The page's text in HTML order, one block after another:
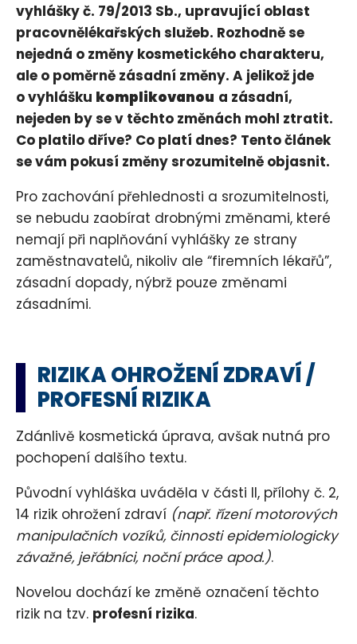
vyhlášky č. 79/2013 Sb., upravující oblast
pracovnělékařských služeb. Rozhodně se
nejedná o změny kosmetického charakteru,
ale o poměrně zásadní změny. A jelikož jde
o vyhlášku komplikovanou a zásadní,
nejeden by se v těchto změnách mohl ztratit.
Co platilo dříve? Co platí dnes? Tento článek
se vám pokusí změny srozumitelně objasnit.
Pro zachování přehlednosti a srozumitelnosti,
se nebudu zaobírat drobnými změnami, které
nemají při naplňování vyhlášky ze strany
zaměstnavatelů, nikoliv ale “firemních lékařů”,
zásadní dopady, nýbrž pouze změnami
zásadními.
RIZIKA OHROŽENÍ ZDRAVÍ /
PROFESNÍ RIZIKA
Zdánlivě kosmetická úprava, avšak nutná pro
pochopení dalšího textu.
Původní vyhláška uváděla v části II, přílohy č. 2,
14 rizik ohrožení zdraví (např. řízení motorových
manipulačních vozíků, činnosti epidemiologicky
závažné, jeřábníci, noční práce apod.).
Novelou dochází ke změně označení těchto
rizik na tzv. profesní rizika.